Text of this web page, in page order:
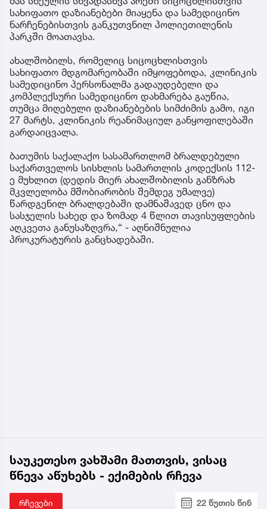
სახიფათო დაზიანებები მიაყენა და სამედიცინო
ნარჩენებისთვის განკუთვნილ პოლიეთილენის
პარკში მოათავსა.
ახალშობილს, რომელიც სიცოცხლისთვის
სახიფათო მდგომარეობაში იმყოფებოდა, კლინიკის
სამედიცინო პერსონალმა გადაუდებელი და
კომპლექსური სამედიცინო დახმარება გაუწია,
თუმცა მიღებული დაზიანებების სიმძიმის გამო, იგი
27 მარტს, კლინიკის რეანიმაციულ განყოფილებაში
გარდაიცვალა.
ბათუმის საქალაქო სასამართლომ ბრალდებული
საქართველოს სისხლის სამართლის კოდექსის 112-
ე მუხლით (დედის მიერ ახალშობილის განზრახ
მკვლელობა მშობიარობის შემდეგ უმალვე)
წარდგენილ ბრალდებაში დამნაშავედ ცნო და
სასჯელის სახედ და ზომად 4 წლით თავისუფლების
აღკვეთა განუსაზღვრა,“ - აღნიშნულია
პროკურატურის განცხადებაში.
საუკეთესო ვახშამი მათთვის, ვისაც
წნევა აწუხებს - ექიმების რჩევა
რჩევები 22 წუთის წინ